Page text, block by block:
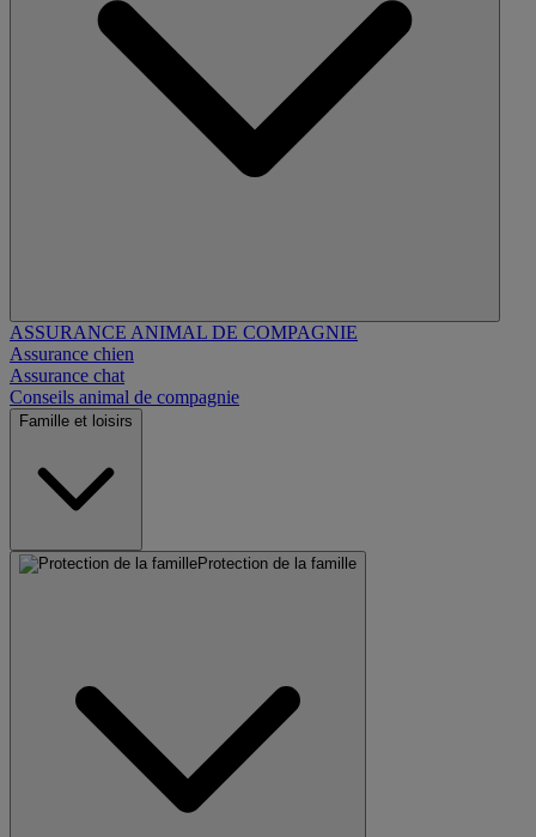
ASSURANCE ANIMAL DE COMPAGNIE
Assurance chien
Assurance chat
Conseils animal de compagnie
Famille et loisirs
Protection de la famille